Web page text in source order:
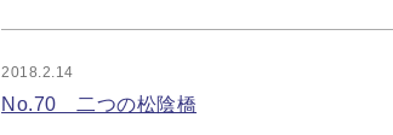
2018.2.14
No.70 二つの松陰橋